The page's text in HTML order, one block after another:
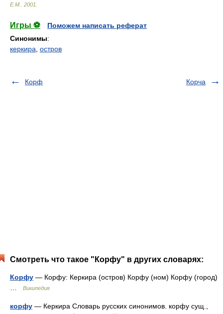
Е.М.
2001
Игры ⚽
Поможем написать реферат
Синонимы:
керкира остров
Корф Корча
Смотреть что такое "Корфу" в других словарях:
Корфу — Корфу: Керкира (остров) Корфу (ном) Корфу (город)
Википедия
корфу — Керкира Словарь русских синонимов. корфу сущ.,